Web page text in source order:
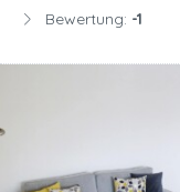
Bewertung: -1